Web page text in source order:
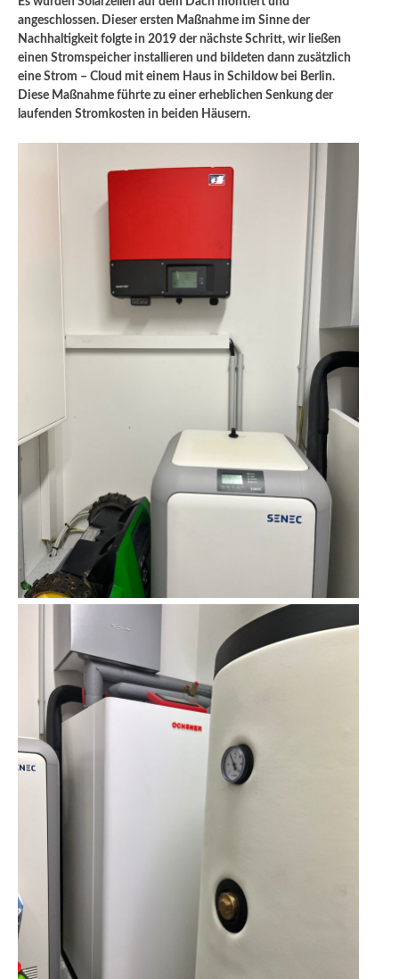
angeschlossen. Dieser ersten Maßnahme im Sinne der
Nachhaltigkeit folgte in 2019 der nächste Schritt, wir ließen
einen Stromspeicher installieren und bildeten dann zusätzlich
eine Strom – Cloud mit einem Haus in Schildow bei Berlin.
Diese Maßnahme führte zu einer erheblichen Senkung der
laufenden Stromkosten in beiden Häusern.